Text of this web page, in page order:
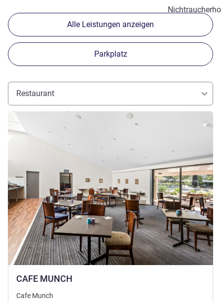
Alle Leistungen anzeigen
Parkplatz
Restaurant
CAFE MUNCH
Cafe Munch